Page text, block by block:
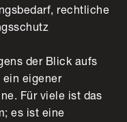
rechtliche
der Blick aufs
ein eigener
Für viele ist das
es ist eine